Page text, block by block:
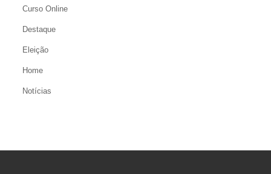
Curso Online
Destaque
Eleição
Home
Notícias